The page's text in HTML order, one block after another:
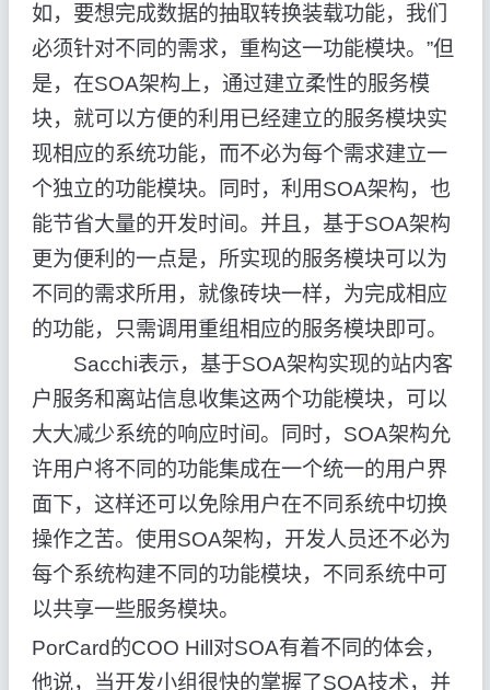
如，要想完成数据的抽取转换装载功能，我们
必须针对不同的需求，重构这一功能模块。”但
是，在SOA架构上，通过建立柔性的服务模
块，就可以方便的利用已经建立的服务模块实
现相应的系统功能，而不必为每个需求建立一
个独立的功能模块。同时，利用SOA架构，也
能节省大量的开发时间。并且，基于SOA架构
更为便利的一点是，所实现的服务模块可以为
不同的需求所用，就像砖块一样，为完成相应
的功能，只需调用重组相应的服务模块即可。
Sacchi表示，基于SOA架构实现的站内客
户服务和离站信息收集这两个功能模块，可以
大大减少系统的响应时间。同时，SOA架构允
许用户将不同的功能集成在一个统一的用户界
面下，这样还可以免除用户在不同系统中切换
操作之苦。使用SOA架构，开发人员还不必为
每个系统构建不同的功能模块，不同系统中可
以共享一些服务模块。
PorCard的COO Hill对SOA有着不同的体会，
他说，当开发小组很快的掌握了SOA技术，并